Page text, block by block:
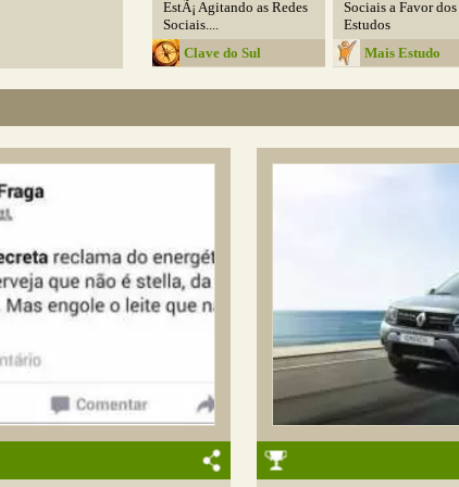
EstÃ¡ Agitando as Redes
Sociais....
Clave do Sul
Sociais a Favor dos
Estudos
Mais Estudo